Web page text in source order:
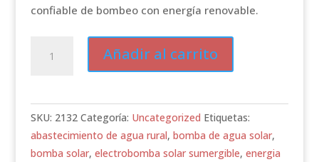
confiable de bombeo con energía renovable.
SOLAR
750-
72
cantidad
Añadir al carrito
SKU: 2132 Categoría: Uncategorized Etiquetas:
abastecimiento de agua rural, bomba de agua solar,
bomba solar, electrobomba solar sumergible, energia